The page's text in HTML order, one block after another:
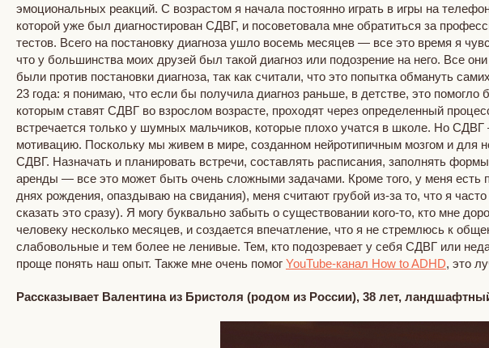
эмоциональных реакций. С возрастом я начала постоянно играть в игры на
которой уже был диагностирован СДВГ, и посоветовала мне обратиться за
тестов. Всего на постановку диагноза ушло восемь месяцев — все это время я
что у большинства моих друзей был такой диагноз или подозрение на него. Все
были против постановки диагноза, так как считали, что это попытка обмануть
23 года: я понимаю, что если бы получила диагноз раньше, в детстве, это
которым ставят СДВГ во взрослом возрасте, проходят через определенный
встречается только у шумных мальчиков, которые плохо учатся в школе. Но
мотивацию. Поскольку мы живем в мире, созданном нейротипичным мозгом и для
СДВГ. Назначать и планировать встречи, составлять расписания, заполнять
аренды — все это может быть очень сложными задачами. Кроме того, у меня
днях рождения, опаздываю на свидания), меня считают грубой из-за то, что я
сказать это сразу). Я могу буквально забыть о существовании кого-то, кто мне
человеку несколько месяцев, и создается впечатление, что я не стремлюсь к
слабовольные и тем более не ленивые. Тем, кто подозревает у себя СДВГ или
проще понять наш опыт. Также мне очень помог YouTube-канал How to ADHD, это
Рассказывает Валентинаиз Бристоля (родом из России), 38 лет,